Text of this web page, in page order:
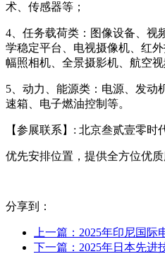
术、传感器等；
4、任务载荷类：图像设备、视
学稳定平台、电视摄像机、红
幅照相机、全景摄影机、航空
5、动力、能源类：电源、发动
速箱、电子燃油控制等。
【参展联系】: 北京叁贰壹零时
优先安排位置，提供全方位优
分享到：
上一篇：2025年印尼国际
下一篇：2025年日本先进